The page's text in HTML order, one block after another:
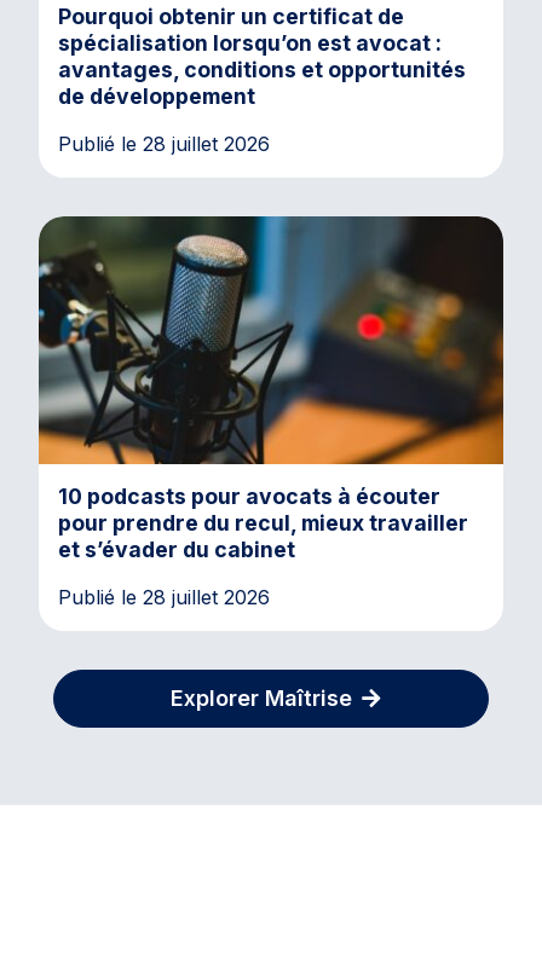
Pourquoi obtenir un certificat de
spécialisation lorsqu’on est avocat :
avantages, conditions et opportunités
de développement
Publié le 28 juillet 2026
10 podcasts pour avocats à écouter
pour prendre du recul, mieux travailler
et s’évader du cabinet
Publié le 28 juillet 2026
Explorer Maîtrise